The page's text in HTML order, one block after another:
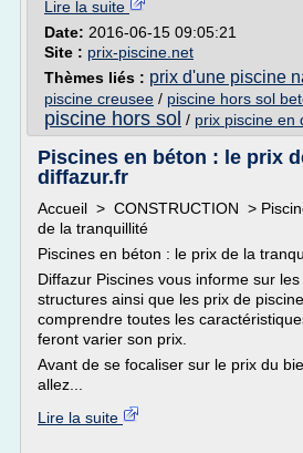
Lire la suite
Date: 2016-06-15 09:05:21
Site : prix-piscine.net
Thèmes liés : prix d'une piscine
piscine creusee / piscine hors sol
piscine hors sol / prix piscine en
Piscines en béton : le prix
diffazur.fr
Accueil > CONSTRUCTION >
de la tranquillité
Piscines en béton : le prix de la
Diffazur Piscines vous informe sur
structures ainsi que les prix de
comprendre toutes les
feront varier son prix.
Avant de se focaliser sur le prix du
allez...
Lire la suite